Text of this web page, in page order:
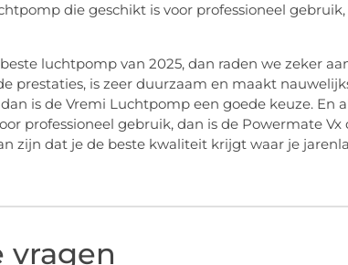
die geschikt is voor professioneel
luchtpomp van 2025, dan raden we zeker
prestaties, is zeer duurzaam en maakt
is de Vremi Luchtpomp een goede keuze. En
professioneel gebruik, dan is de Powermate
zijn dat je de beste kwaliteit krijgt waar je
vragen